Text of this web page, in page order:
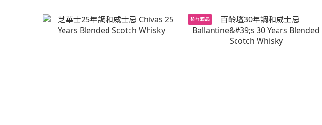
稀有酒品